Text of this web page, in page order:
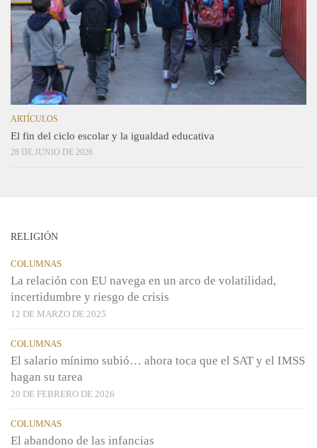
ARTÍCULOS
El fin del ciclo escolar y la igualdad educativa
28 DE JUNIO DE 2026
RELIGIÓN
COLUMNAS
La relación con EU navega en un arco de volatilidad,
incertidumbre y riesgo de crisis
12 DE MARZO DE 2025
COLUMNAS
El salario mínimo subió… ahora toca que el SAT y el IMSS
hagan su tarea
20 DE FEBRERO DE 2026
COLUMNAS
El abandono de las infancias